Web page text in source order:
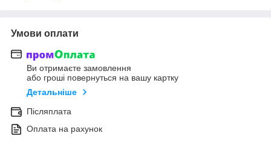
Умови оплати
Ви отримаєте замовлення
або гроші повернуться на вашу картку
Детальніше
Післяплата
Оплата на рахунок